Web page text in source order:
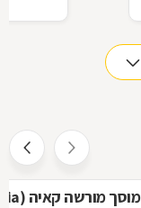
מוסך מורשה קאיה (kia) בחולון